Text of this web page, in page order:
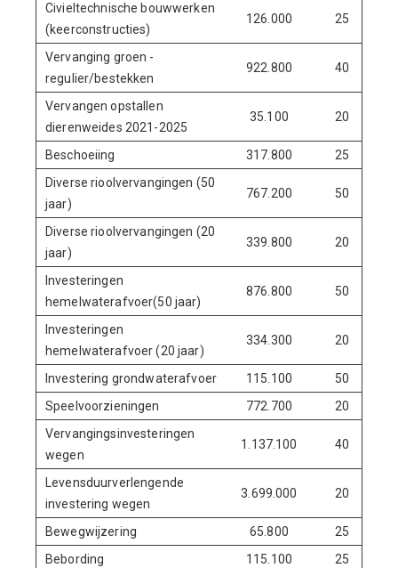
Civieltechnische bouwwerken
(keerconstructies)
126.000 25
Vervanging groen -
regulier/bestekken
922.800 40
Vervangen opstallen
dierenweides 2021-2025
35.100 20
Beschoeiing 317.800
25
Diverse rioolvervangingen (50
jaar)
767.200 50
Diverse rioolvervangingen (20
jaar)
339.800 20
Investeringen
hemelwaterafvoer(50 jaar)
876.800 50
Investeringen
hemelwaterafvoer (20 jaar)
334.300 20
Investering grondwaterafvoer 115.100
50
Speelvoorzieningen
772.700
20
Vervangingsinvesteringen
wegen
1.137.100 40
Levensduurverlengende
investering wegen
3.699.000 20
Bewegwijzering 65.800
25
Bebording
115.100
25